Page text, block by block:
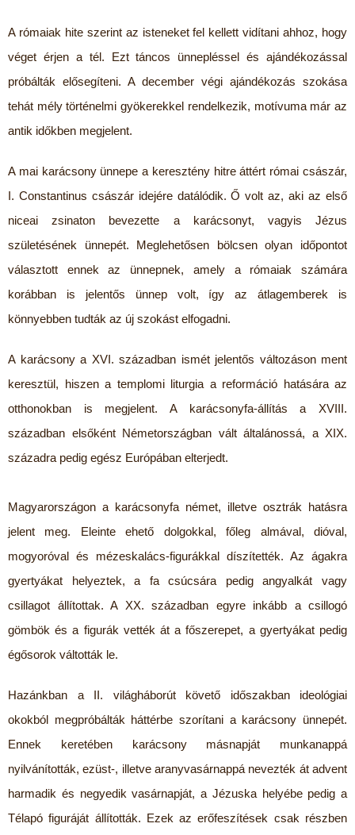
A rómaiak hite szerint az isteneket fel kellett vidítani ahhoz, hogy
véget érjen a tél. Ezt táncos ünnepléssel és ajándékozással
próbálták elősegíteni. A december végi ajándékozás szokása
tehát mély történelmi gyökerekkel rendelkezik, motívuma már az
antik időkben megjelent.
A mai karácsony ünnepe a keresztény hitre áttért római császár,
I. Constantinus császár idejére datálódik. Ő volt az, aki az első
niceai zsinaton bevezette a karácsonyt, vagyis Jézus
születésének ünnepét. Meglehetősen bölcsen olyan időpontot
választott ennek az ünnepnek, amely a rómaiak számára
korábban is jelentős ünnep volt, így az átlagemberek is
könnyebben tudták az új szokást elfogadni.
A karácsony a XVI. században ismét jelentős változáson ment
keresztül, hiszen a templomi liturgia a reformáció hatására az
otthonokban is megjelent. A karácsonyfa-állítás a XVIII.
században elsőként Németországban vált általánossá, a XIX.
századra pedig egész Európában elterjedt.
Magyarországon a karácsonyfa német, illetve osztrák hatásra
jelent meg. Eleinte ehető dolgokkal, főleg almával, dióval,
mogyoróval és mézeskalács-figurákkal díszítették. Az ágakra
gyertyákat helyeztek, a fa csúcsára pedig angyalkát vagy
csillagot állítottak. A XX. században egyre inkább a csillogó
gömbök és a figurák vették át a főszerepet, a gyertyákat pedig
égősorok váltották le.
Hazánkban a II. világháborút követő időszakban ideológiai
okokból megpróbálták háttérbe szorítani a karácsony ünnepét.
Ennek keretében karácsony másnapját munkanappá
nyilvánították, ezüst-, illetve aranyvasárnappá nevezték át advent
harmadik és negyedik vasárnapját, a Jézuska helyébe pedig a
Télapó figuráját állították. Ezek az erőfeszítések csak részben